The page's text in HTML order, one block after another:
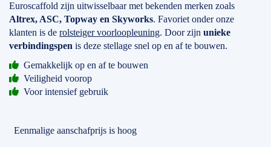
Euroscaffold zijn uitwisselbaar met bekenden merken zoals
Altrex, ASC, Topway en Skyworks. Favoriet onder onze
klanten is de rolsteiger voorloopleuning. Door zijn unieke
verbindingspen is deze stellage snel op en af te bouwen.
Gemakkelijk op en af te bouwen
Veiligheid voorop
Voor intensief gebruik
Eenmalige aanschafprijs is hoog